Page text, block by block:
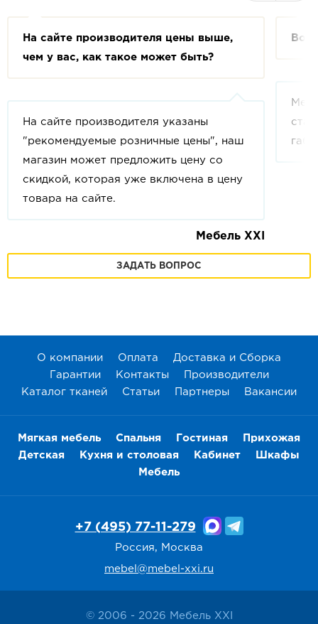
На сайте производителя цены выше,
чем у вас, как такое может быть?
На сайте производителя указаны
"рекомендуемые розничные цены", наш
магазин может предложить цену со
скидкой, которая уже включена в цену
товара на сайте.
Мебель XXI
ЗАДАТЬ ВОПРОС
О компании Оплата
Доставка и Сборка
Гарантии
Контакты
Производители
Каталог тканей
Статьи Партнеры Вакансии
Мягкая мебель Спальня Гостиная
Прихожая
Детская
Кухня и столовая Кабинет
Шкафы
Мебель
© 2006 - 2026 Мебель XXI
+7 (495) 77-11-279
Россия, Москва
mebel@mebel-xxi.ru